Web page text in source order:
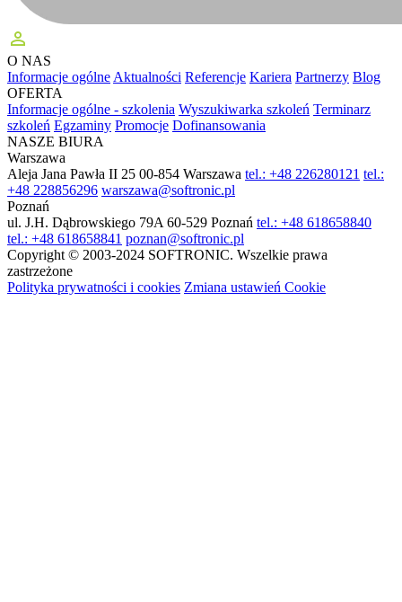
perm_identity
O NAS
Informacje ogólne Aktualności Referencje Kariera Partnerzy Blog
OFERTA
Informacje ogólne - szkolenia Wyszukiwarka szkoleń Terminarz
szkoleń Egzaminy Promocje Dofinansowania
NASZE BIURA
Warszawa
Aleja Jana Pawła II 25 00-854 Warszawa tel.: +48 226280121 tel.:
+48 228856296 warszawa@softronic.pl
Poznań
ul. J.H. Dąbrowskiego 79A 60-529 Poznań tel.: +48 618658840
tel.: +48 618658841 poznan@softronic.pl
Copyright © 2003-2024 SOFTRONIC. Wszelkie prawa
zastrzeżone
Polityka prywatności i cookies Zmiana ustawień Cookie